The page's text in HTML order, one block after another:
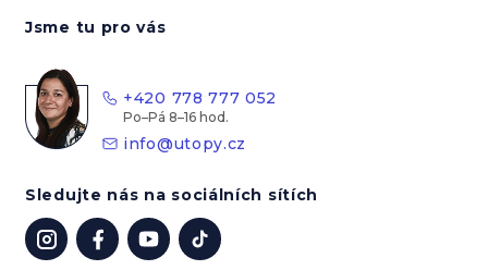
Jsme tu pro vás
+420 778 777 052
info@utopy.cz
Sledujte nás na sociálních sítích